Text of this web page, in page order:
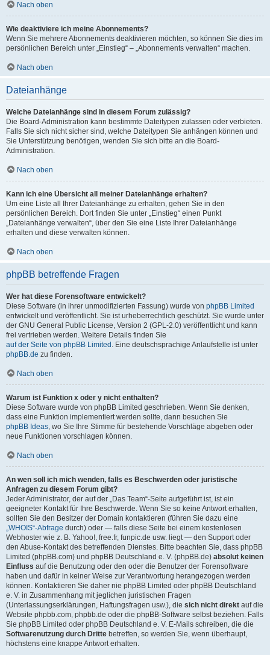
Nach oben
Wie deaktiviere ich meine Abonnements?
Wenn Sie mehrere Abonnements deaktivieren möchten, so können Sie dies im
persönlichen Bereich unter „Einstieg“ – „Abonnements verwalten“ machen.
Nach oben
Dateianhänge
Welche Dateianhänge sind in diesem Forum zulässig?
Die Board-Administration kann bestimmte Dateitypen zulassen oder verbieten.
Falls Sie sich nicht sicher sind, welche Dateitypen Sie anhängen können und
Sie Unterstützung benötigen, wenden Sie sich bitte an die Board-
Administration.
Nach oben
Kann ich eine Übersicht all meiner Dateianhänge erhalten?
Um eine Liste all Ihrer Dateianhänge zu erhalten, gehen Sie in den
persönlichen Bereich. Dort finden Sie unter „Einstieg“ einen Punkt
„Dateianhänge verwalten“, über den Sie eine Liste Ihrer Dateianhänge
erhalten und diese verwalten können.
Nach oben
phpBB betreffende Fragen
Wer hat diese Forensoftware entwickelt?
Diese Software (in ihrer unmodifizierten Fassung) wurde von phpBB Limited
entwickelt und veröffentlicht. Sie ist urheberrechtlich geschützt. Sie wurde unter
der GNU General Public License, Version 2 (GPL-2.0) veröffentlicht und kann
frei vertrieben werden. Weitere Details finden Sie
auf der Seite von phpBB Limited . Eine deutschsprachige Anlaufstelle ist unter
phpBB.de zu finden.
Nach oben
Warum ist Funktion x oder y nicht enthalten?
Diese Software wurde von phpBB Limited geschrieben. Wenn Sie denken,
dass eine Funktion implementiert werden sollte, dann besuchen Sie
phpBB Ideas, wo Sie Ihre Stimme für bestehende Vorschläge abgeben oder
neue Funktionen vorschlagen können.
Nach oben
An wen soll ich mich wenden, falls es Beschwerden oder juristische
Anfragen zu diesem Forum gibt?
Jeder Administrator, der auf der „Das Team“-Seite aufgeführt ist, ist ein
geeigneter Kontakt für Ihre Beschwerde. Wenn Sie so keine Antwort erhalten,
sollten Sie den Besitzer der Domain kontaktieren (führen Sie dazu eine
„WHOIS“-Abfrage durch) oder — falls diese Seite bei einem kostenlosen
Webhoster wie z. B. Yahoo!, free.fr, funpic.de usw. liegt — den Support oder
den Abuse-Kontakt des betreffenden Dienstes. Bitte beachten Sie, dass phpBB
Limited (phpBB.com) und phpBB Deutschland e. V. (phpBB.de) absolut keinen
Einfluss auf die Benutzung oder den oder die Benutzer der Forensoftware
haben und dafür in keiner Weise zur Verantwortung herangezogen werden
können. Kontaktieren Sie daher nie phpBB Limited oder phpBB Deutschland
e. V. in Zusammenhang mit jeglichen juristischen Fragen
(Unterlassungserklärungen, Haftungsfragen usw.), die sich nicht direkt auf die
Website phpbb.com, phpbb.de oder die phpBB-Software selbst beziehen. Falls
Sie phpBB Limited oder phpBB Deutschland e. V. E-Mails schreiben, die die
Softwarenutzung durch Dritte betreffen, so werden Sie, wenn überhaupt,
höchstens eine knappe Antwort erhalten.